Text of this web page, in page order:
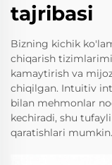
tajribasi
Bizning kichik
chiqarish
kamaytirish va
chiqilgan. Intuitiv
bilan mehmonlar
kechiradi, shu
qaratishlari mumkin.